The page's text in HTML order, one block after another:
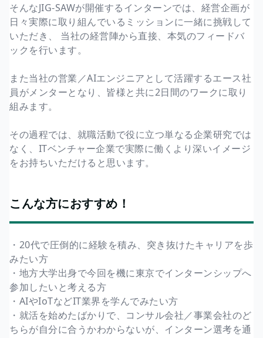
そんなJIG-SAWが開催するインターンでは、経営企画が
日々実際に取り組んでいるミッションに一緒に挑戦して
いただき、 当社の経営陣から直接、本気のフィードバ
ックを行います。
また当社の営業／AIエンジニアとして活躍するエース社
員がメンターとなり、皆様と共に2日間のワークに取り
組みます。
その過程では、就職活動で役に立つ単なる企業研究では
なく、ITベンチャー企業で実際に働くより深いイメージ
をお持ちいただけると思います。
こんな方におすすめ！
・20代で圧倒的に経験を積み、突き抜けたキャリアを歩
みたい方
・地方大学出身で今回を機に東京でインターンシップへ
参加したいと考える方
・AIやIoTなどIT業界を学んでみたい方
・就活を始めたばかりで、コンサル会社／事業会社のど
ちらが自分に合うかわからないが、インターン選考を通